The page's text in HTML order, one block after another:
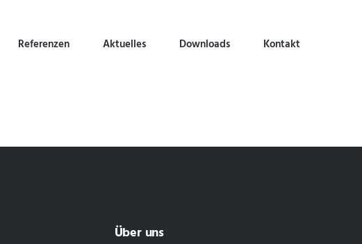
Referenzen Aktuelles Downloads Kontakt
Über uns